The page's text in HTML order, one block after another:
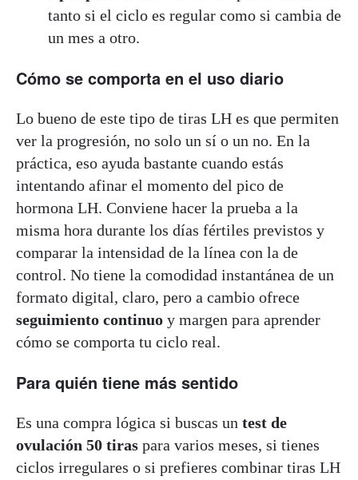
tanto si el ciclo es regular como si cambia de
un mes a otro.
Cómo se comporta en el uso diario
Lo bueno de este tipo de tiras LH es que permiten
ver la progresión, no solo un sí o un no. En la
práctica, eso ayuda bastante cuando estás
intentando afinar el momento del pico de
hormona LH. Conviene hacer la prueba a la
misma hora durante los días fértiles previstos y
comparar la intensidad de la línea con la de
control. No tiene la comodidad instantánea de un
formato digital, claro, pero a cambio ofrece
seguimiento continuo y margen para aprender
cómo se comporta tu ciclo real.
Para quién tiene más sentido
Es una compra lógica si buscas un test de
ovulación 50 tiras para varios meses, si tienes
ciclos irregulares o si prefieres combinar tiras LH